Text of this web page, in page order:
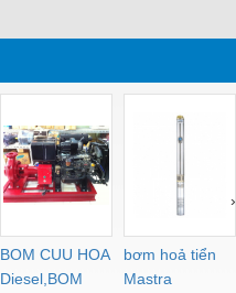
BOM CUU HOA
Diesel,BOM
bơm hoả tiển
Mastra
›